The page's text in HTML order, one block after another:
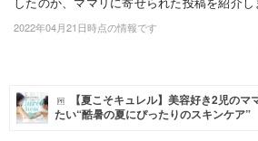
病院
お仕事
2022年04月21日時点の情報です
【夏こそキュレル】美容好き2児のマ
たい“酷暑の夏にぴったりのスキンケア”